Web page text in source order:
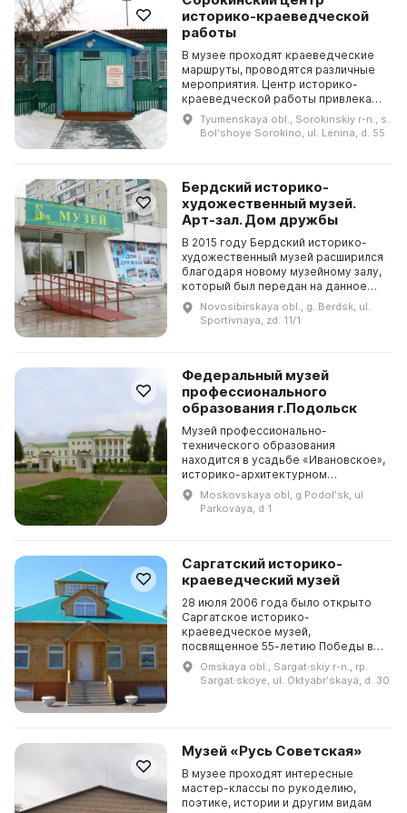
историко-краеведческой
работы
В музее проходят краеведческие
маршруты, проводятся различные
мероприятия. Центр историко-
краеведческой работы привлекает
внимание к культурно-
исторической спадкоемкости
нашего района. 20 декабря 1...
Tyumenskaya obl., Sorokinskiy r-n., s.
Bolʹshoye Sorokino, ul. Lenina, d. 55
Бердский историко-
художественный музей.
Арт-зал. Дом дружбы
В 2015 году Бердский историко-
художественный музей расширился
благодаря новому музейному залу,
который был передан на данное
помещение несколько лет назад.
Для его ремонта была объявлена
акция «Поможе...
Novosibirskaya obl., g. Berdsk, ul.
Sportivnaya, zd. 11/1
Федеральный музей
профессионального
образования г.Подольск
Музей профессионально-
технического образования
находится в усадьбе «Ивановское»,
историко-архитектурном
памятнике федерального значения
в городе Подольске на берегу
реки Пахры. Он был открыт
Moskovskaya obl, g Podolʹsk, ul
Parkovaya, d 1
Саргатский историко-
краеведческий музей
28 июля 2006 года было открыто
Саргатское историко-
краеведческое музей,
посвященное 55-летию Победы в
Великой Отечественной войне.
Основная цель музея - собирать
все исторические материалы и
Omskaya obl., Sargat·skiy r-n., rp.
Sargat·skoye, ul. Oktyabrʹskaya, d. 30
Музей «Русь Советская»
В музее проходят интересные
мастер-классы по рукоделию,
поэтике, истории и другим видам